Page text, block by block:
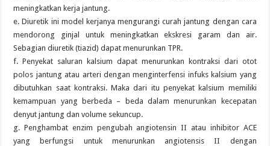
meningkatkan kerja jantung.
e. Diuretik ini model kerjanya mengurangi curah jantung dengan cara
mendorong ginjal untuk meningkatkan ekskresi garam dan air.
Sebagian diuretik (tiazid) dapat menurunkan TPR.
f. Penyekat saluran kalsium dapat menurunkan kontraksi dari otot
polos jantung atau arteri dengan menginterfensi infuks kalsium yang
dibutuhkan saat kontraksi. Maka dari itu penyekat kalsium memiliki
kemampuan yang berbeda – beda dalam menurunkan kecepatan
denyut jantung dan volume sekuncup.
g. Penghambat enzim pengubah angiotensin II atau inhibitor ACE
yang berfungsi untuk menurunkan angiotensis II dengan